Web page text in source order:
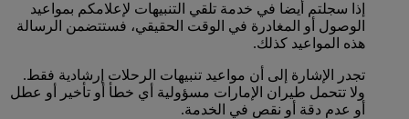
إذا سجلتم أيضا في خدمة تلقي التنبيهات لإعلامكم بمواعيد
الوصول أو المغادرة في الوقت الحقيقي، فستتضمن الرسالة
هذه المواعيد كذلك.
تجدر الإشارة إلى أن مواعيد تنبيهات الرحلات إرشادية فقط.
ولا تتحمل طيران الإمارات مسؤولية أي خطأ أو تأخير أو عطل
أو عدم دقة أو نقص في الخدمة.